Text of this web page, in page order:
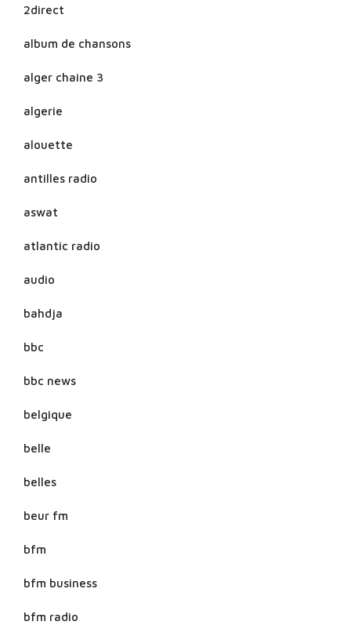
2direct
album de chansons
alger chaine 3
algerie
alouette
antilles radio
aswat
atlantic radio
audio
bahdja
bbc
bbc news
belgique
belle
belles
beur fm
bfm
bfm business
bfm radio